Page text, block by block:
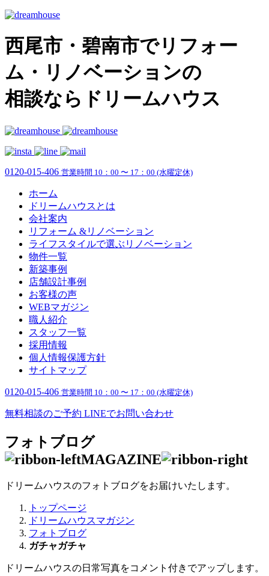
西尾市・碧南市でリフォー
ム・リノベーションの
相談ならドリームハウス
0120-015-406 営業時間 10：00 〜 17：00 (水曜定休)
ホーム
ドリームハウスとは
会社案内
リフォーム &リノベーション
ライフスタイルで選ぶリノベーション
物件一覧
新築事例
店舗設計事例
お客様の声
WEBマガジン
職人紹介
スタッフ一覧
採用情報
個人情報保護方針
サイトマップ
0120-015-406 営業時間 10：00 〜 17：00 (水曜定休)
無料相談のご予約 LINEでお問い合わせ
フォトブログ
MAGAZINE
ドリームハウスのフォトブログをお届けいたします。
トップページ
ドリームハウスマガジン
フォトブログ
ガチャガチャ
ドリームハウスの日常写真をコメント付きでアップします。